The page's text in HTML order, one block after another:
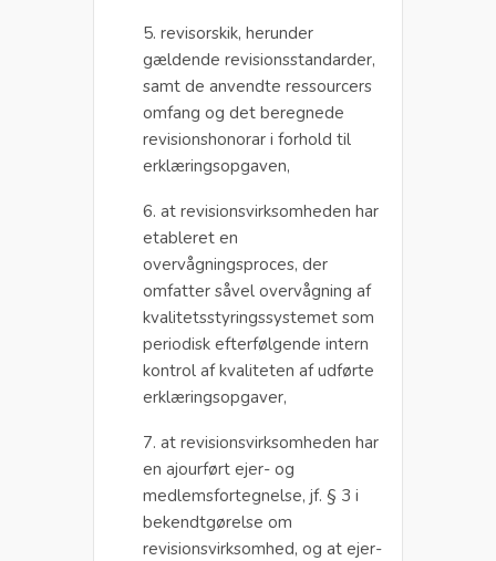
5. revisorskik, herunder
gældende revisionsstandarder,
samt de anvendte ressourcers
omfang og det beregnede
revisionshonorar i forhold til
erklæringsopgaven,
6. at revisionsvirksomheden har
etableret en
overvågningsproces, der
omfatter såvel overvågning af
kvalitetsstyringssystemet som
periodisk efterfølgende intern
kontrol af kvaliteten af udførte
erklæringsopgaver,
7. at revisionsvirksomheden har
en ajourført ejer- og
medlemsfortegnelse, jf. § 3 i
bekendtgørelse om
revisionsvirksomhed, og at ejer-